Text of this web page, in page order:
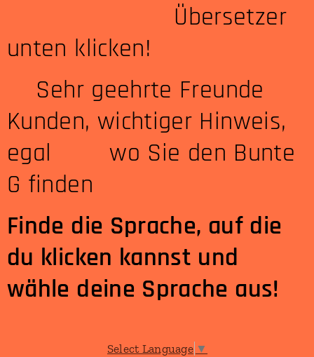
Übersetzer
unten klicken!
Sehr geehrte Freunde
Kunden, wichtiger Hinweis,
egal wo Sie den Bunte
G finden
Finde die Sprache, auf die
du klicken kannst und
wähle deine Sprache aus!
Select Language ▼